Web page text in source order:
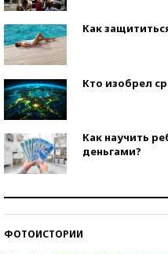
Как
Кто изобрел
Как научить
деньгами?
ФОТОИСТОРИИ